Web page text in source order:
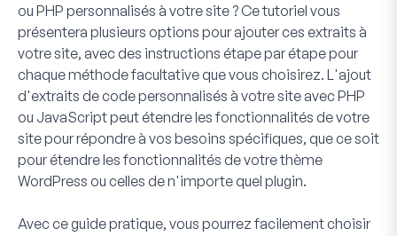
ou PHP personnalisés à votre site ? Ce tutoriel vous
présentera plusieurs options pour ajouter ces extraits à
votre site, avec des instructions étape par étape pour
chaque méthode facultative que vous choisirez. L'ajout
d'extraits de code personnalisés à votre site avec PHP
ou JavaScript peut étendre les fonctionnalités de votre
site pour répondre à vos besoins spécifiques, que ce soit
pour étendre les fonctionnalités de votre thème
WordPress ou celles de n'importe quel plugin.
Avec ce guide pratique, vous pourrez facilement choisir